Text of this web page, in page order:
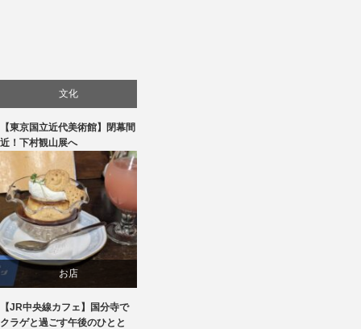
文化
美術展・美術館・博物館巡り
【東京国立近代美術館】閉幕間
近！下村観山展へ
お店
食べ物
【JR中央線カフェ】国分寺で
クラゲと過ごす午後のひとと